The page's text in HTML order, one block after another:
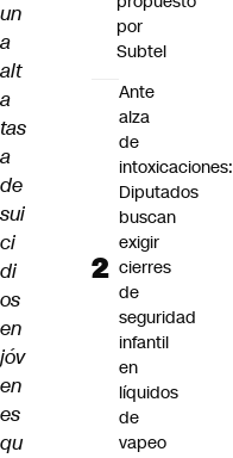
un
a
alt
a
tas
a
de
sui
ci
di
os
en
jóv
en
es
qu
por
Subtel
Ante
alza
de
intoxicaciones:
Diputados
buscan
exigir
cierres
de
seguridad
infantil
en
líquidos
de
vapeo